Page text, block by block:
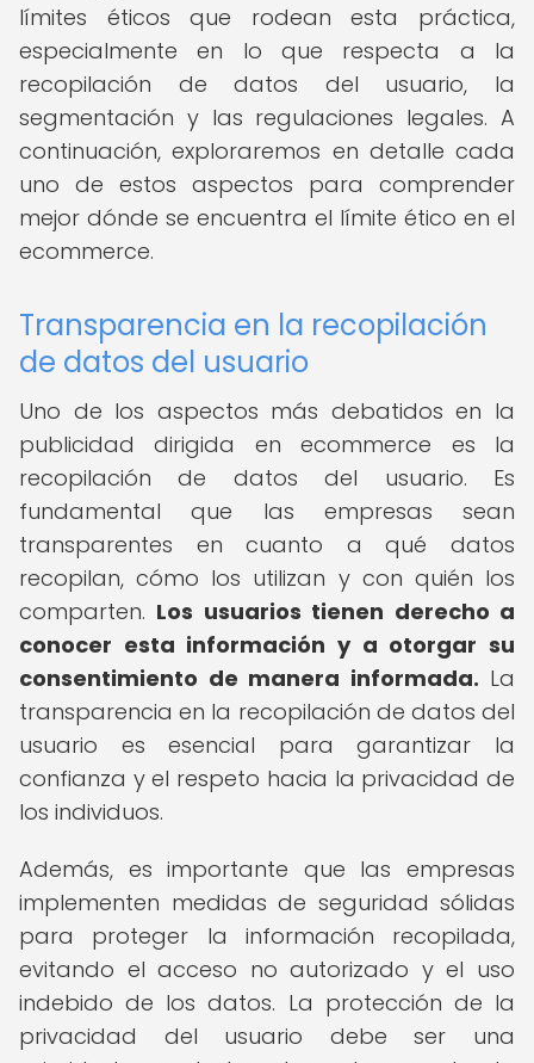
límites éticos que rodean esta práctica,
especialmente en lo que respecta a la
recopilación de datos del usuario, la
segmentación y las regulaciones legales. A
continuación, exploraremos en detalle cada
uno de estos aspectos para comprender
mejor dónde se encuentra el límite ético en el
ecommerce.
Transparencia en la recopilación
de datos del usuario
Uno de los aspectos más debatidos en la
publicidad dirigida en ecommerce es la
recopilación de datos del usuario. Es
fundamental que las empresas sean
transparentes en cuanto a qué datos
recopilan, cómo los utilizan y con quién los
comparten. Los usuarios tienen derecho a
conocer esta información y a otorgar su
consentimiento de manera informada. La
transparencia en la recopilación de datos del
usuario es esencial para garantizar la
confianza y el respeto hacia la privacidad de
los individuos.
Además, es importante que las empresas
implementen medidas de seguridad sólidas
para proteger la información recopilada,
evitando el acceso no autorizado y el uso
indebido de los datos. La protección de la
privacidad del usuario debe ser una